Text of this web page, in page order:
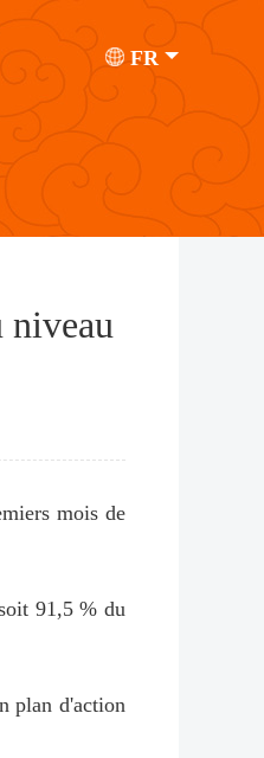
FR
niveau
mois de
91,5 % du
plan d'action